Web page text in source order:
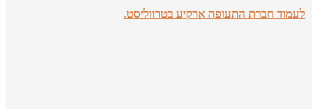
לעמוד חברת התעופה ארקיע בטרווליסט.